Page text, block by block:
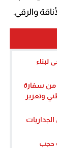
من سفارة
وتعزيز
حجب